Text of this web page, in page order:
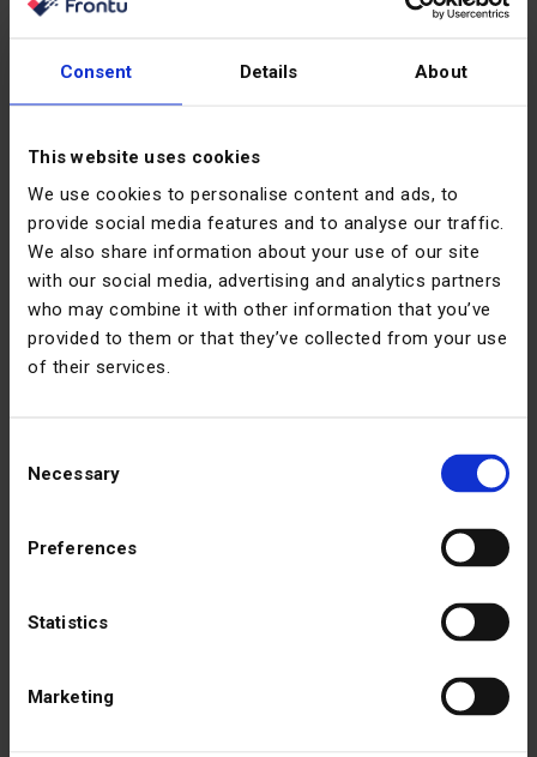
Consent Details About
This website uses cookies
We use cookies to personalise content and ads, to
provide social media features and to analyse our traffic.
We also share information about your use of our site
with our social media, advertising and analytics partners
who may combine it with other information that you’ve
provided to them or that they’ve collected from your use
of their services.
Selection
Necessary
Preferences
Statistics
Marketing
Пояснения к интеграции
времени. ИИ Frontu по щелчку мыши объясняет, что
пошло не так и как это исправить, простым и